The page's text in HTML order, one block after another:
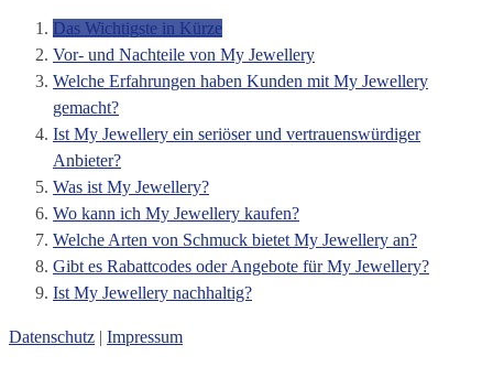
Das Wichtigste in Kürze
Vor- und Nachteile von My Jewellery
Welche Erfahrungen haben Kunden mit My Jewellery
gemacht?
Ist My Jewellery ein seriöser und vertrauenswürdiger
Anbieter?
Was ist My Jewellery?
Wo kann ich My Jewellery kaufen?
Welche Arten von Schmuck bietet My Jewellery an?
Gibt es Rabattcodes oder Angebote für My Jewellery?
Ist My Jewellery nachhaltig?
Datenschutz | Impressum